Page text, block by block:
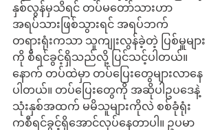
နှစ်လွန်မှသိရင် တပ်မတော်သားဟာ
အရပ်သားဖြစ်သွားရင် အရပ်ဘက်
တရားရုံးကသာ သူကျုးလွန်ခဲ့တဲ့ ပြစ်မှူများ
ကို စီရင်ခွင့်ရှိသည်လို့ ပြင်သင့်ပါတယ်။
နောက် တပ်ထဲမှာ တပ်ပြေးတွေများလာနေ
ပါတယ်။ တပ်ပြေးတွေကို အဆိုပါဥပဒေနဲ့
သုံးနှစ်အထက် မမိသူများကိုလဲ စစ်ခုံရုံး
ကစီရင်ခွင့်ရှိအောင်လုပ်နေတာပါ။ ဥပမာ